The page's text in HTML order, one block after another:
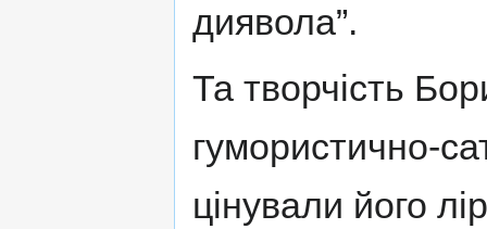
диявола”.
Та творчість
гумористично-
цінували його